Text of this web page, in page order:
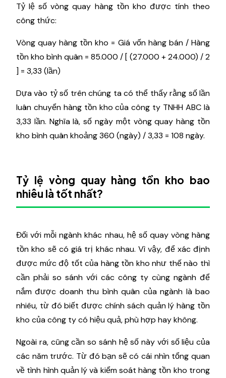
Tỷ lệ số vòng quay hàng tồn kho được tính theo
công thức:
Vòng quay hàng tồn kho = Giá vốn hàng bán / Hàng
tồn kho bình quân = 85.000 / [ (27.000 + 24.000) / 2
] = 3,33 (lần)
Dựa vào tỷ số trên chúng ta có thể thấy rằng số lần
luân chuyển hàng tồn kho của công ty TNHH ABC là
3,33 lần. Nghĩa là, số ngày một vòng quay hàng tồn
kho bình quân khoảng 360 (ngày) / 3,33 = 108 ngày.
Tỷ lệ vòng quay hàng tồn kho bao
nhiêu là tốt nhất?
Đối với mỗi ngành khác nhau, hệ số quay vòng hàng
tồn kho sẽ có giá trị khác nhau. Vì vậy, để xác định
được mức độ tốt của hàng tồn kho như thế nào thì
cần phải so sánh với các công ty cùng ngành để
nắm được doanh thu bình quân của ngành là bao
nhiêu, từ đó biết được chính sách quản lý hàng tồn
kho của công ty có hiệu quả, phù hợp hay không.
Ngoài ra, cũng cần so sánh hệ số này với số liệu của
các năm trước. Từ đó bạn sẽ có cái nhìn tổng quan
về tình hình quản lý và kiểm soát hàng tồn kho trong